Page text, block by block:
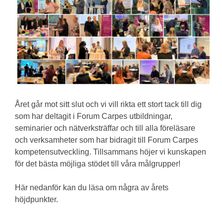
Året går mot sitt slut och vi vill rikta ett stort tack till dig
som har deltagit i Forum Carpes utbildningar,
seminarier och nätverksträffar och till alla föreläsare
och verksamheter som har bidragit till Forum Carpes
kompetensutveckling. Tillsammans höjer vi kunskapen
för det bästa möjliga stödet till våra målgrupper!
Här nedanför kan du läsa om några av årets
höjdpunkter.